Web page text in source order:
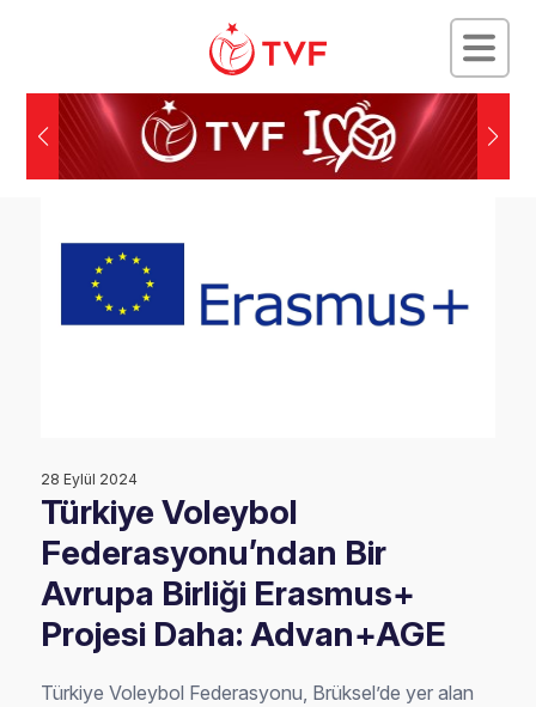
28 Eylül 2024
Türkiye Voleybol
Federasyonu’ndan Bir
Avrupa Birliği Erasmus+
Projesi Daha: Advan+AGE
Türkiye Voleybol Federasyonu, Brüksel’de yer alan